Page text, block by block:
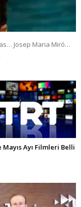
Josep Maria Miró…
Mayıs Ayı Filmleri Belli